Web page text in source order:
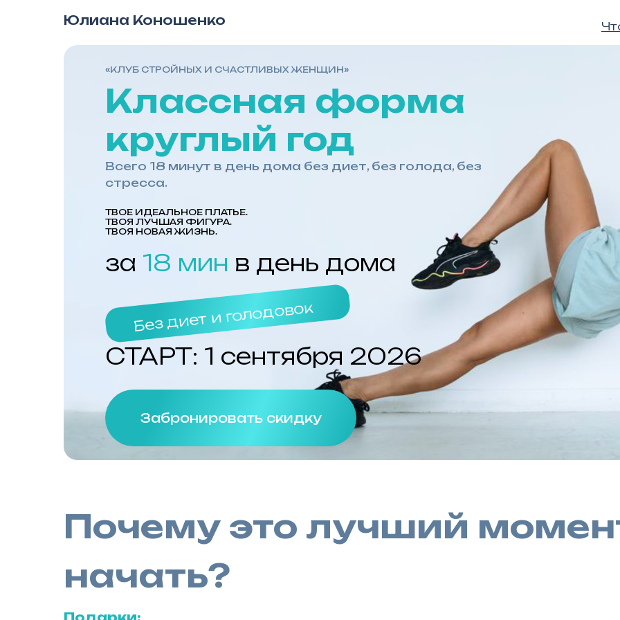
Юлиана Коношенко
за 18 мин в день дома
Без диет и голодовок
Забронировать скидку
«КЛУБ СТРОЙНЫХ И СЧАСТЛИВЫХ ЖЕНЩИН»
СТАРТ: 1 сентября 2026
ТВОЕ ИДЕАЛЬНОЕ ПЛАТЬЕ.
ТВОЯ ЛУЧШАЯ ФИГУРА.
ТВОЯ НОВАЯ ЖИЗНЬ.
Классная форма
круглый год
Всего 18 минут в день дома без диет, без голода, без
стресса.
Почему это лучший
начать?